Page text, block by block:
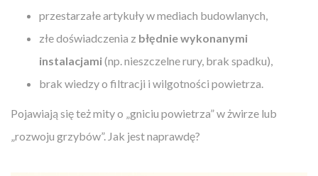
przestarzałe artykuły w mediach budowlanych,
złe doświadczenia z błędnie wykonanymi
instalacjami(np. nieszczelne rury, brak spadku),
brak wiedzy o filtracji i wilgotności powietrza.
Pojawiają się też mity o „gniciu powietrza” w żwirze lub
„rozwoju grzybów”. Jak jest naprawdę?